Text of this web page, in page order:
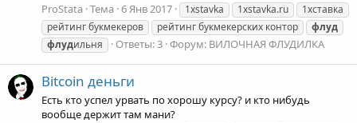
ProStata Тема 6 Янв 2017 1xstavka 1xstavka.ru
1xставка
рейтинг букмекеров
рейтинг букмекерских контор
флуд
флудильня Ответы: 3 Форум: ВИЛОЧНАЯ ФЛУДИЛКА
Bitcoin деньги
Есть кто успел урвать по хорошу курсу? и кто нибудь
вообще держит там мани?